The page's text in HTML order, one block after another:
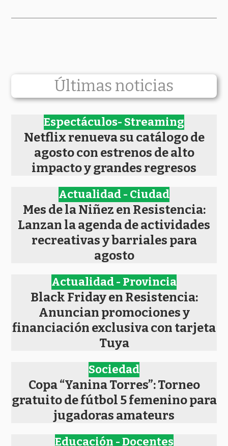
Últimas noticias
Netflix renueva su catálogo de
agosto con estrenos de alto
impacto y grandes regresos
Espectáculos- Streaming
Mes de la Niñez en Resistencia:
Lanzan la agenda de actividades
recreativas y barriales para
agosto
Actualidad - Ciudad
Black Friday en Resistencia:
Anuncian promociones y
financiación exclusiva con tarjeta
Tuya
Actualidad - Provincia
Copa “Yanina Torres”: Torneo
gratuito de fútbol 5 femenino para
jugadoras amateurs
Sociedad
Educación - Docentes